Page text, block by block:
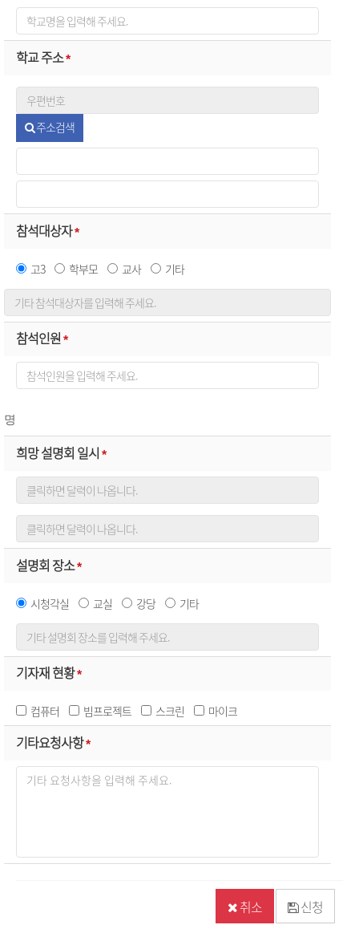
학교 주소*
주소검색
참석대상자*
고3 학부모 교사 기타
참석인원*
명
희망 설명회 일시 *
설명회 장소*
시청각실 교실 강당 기타
기자재 현황*
컴퓨터 빔프로젝트 스크린 마이크
기타요청사항*
취소 신청